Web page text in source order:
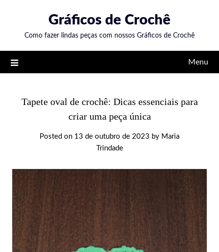
content
Gráficos de Crochê
Como fazer lindas peças com nossos Gráficos de Crochê
Menu
Tapete oval de crochê: Dicas essenciais para
criar uma peça única
Posted on 13 de outubro de 2023 by Maria
Trindade